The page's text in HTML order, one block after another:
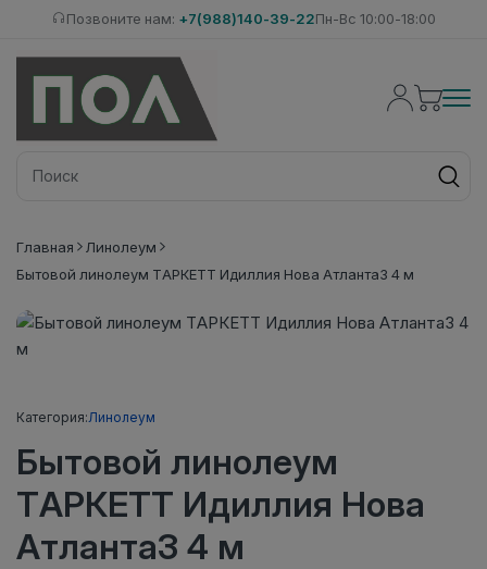
Позвоните нам: +7(988)140-39-22Пн-Вс 10:00-18:00
Главная
Линолеум
Бытовой линолеум ТАРКЕТТ Идиллия Нова Атланта3 4 м
Категория:Линолеум
Бытовой линолеум
ТАРКЕТТ Идиллия Нова
Атланта3 4 м